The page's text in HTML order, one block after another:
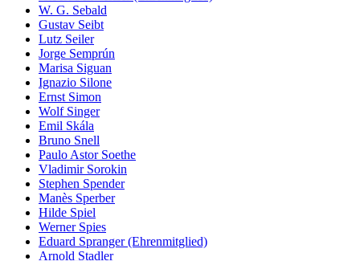
W. G. Sebald
Gustav Seibt
Lutz Seiler
Jorge Semprún
Marisa Siguan
Ignazio Silone
Ernst Simon
Wolf Singer
Emil Skála
Bruno Snell
Paulo Astor Soethe
Vladimir Sorokin
Stephen Spender
Manès Sperber
Hilde Spiel
Werner Spies
Eduard Spranger (Ehrenmitglied)
Arnold Stadler